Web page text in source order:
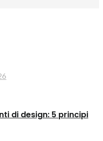
di design: 5 principi